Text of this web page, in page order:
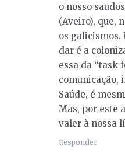
o nosso
(Aveiro), que,
os galicismos.
dar é a
essa da “task
comunicação,
Saúde, é
Mas, por este
valer à nossa
Responder